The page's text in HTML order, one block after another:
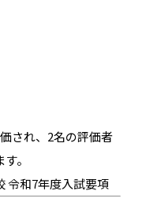
され、2名の評価者
。
令和7年度入試要項